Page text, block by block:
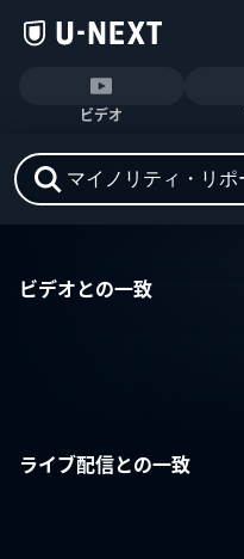
ビデオ
ビデオとの一致
ライブ配信との一致